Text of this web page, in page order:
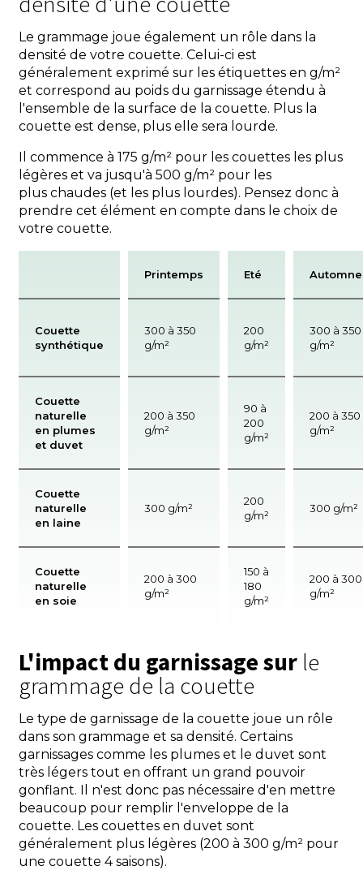
Le grammage joue également un rôle dans la
densité de votre couette. Celui-ci est
généralement exprimé sur les étiquettes en g/m²
et correspond au poids du garnissage étendu à
l'ensemble de la surface de la couette. Plus la
couette est dense, plus elle sera lourde.
Il commence à 175 g/m² pour les couettes les plus
légères et va jusqu'à 500 g/m² pour les
plus chaudes (et les plus lourdes). Pensez donc à
prendre cet élément en compte dans le choix de
votre couette.
Printemps Eté Automne
Couette
synthétique
300 à 350
g/m²
200
g/m²
300 à 350
g/m²
Couette
naturelle
en plumes
et duvet
200 à 350
g/m²
90 à
200
g/m²
200 à 350
g/m²
Couette
naturelle
en laine
300 g/m²
200
g/m²
300 g/m²
Couette
naturelle
en soie
200 à 300
g/m²
150 à
180
g/m²
200 à 300
g/m²
L'impact du garnissage sur le
grammage de la couette
Le type de garnissage de la couette joue un rôle
dans son grammage et sa densité. Certains
garnissages comme les plumes et le duvet sont
très légers tout en offrant un grand pouvoir
gonflant. Il n'est donc pas nécessaire d'en mettre
beaucoup pour remplir l'enveloppe de la
couette. Les couettes en duvet sont
généralement plus légères (200 à 300 g/m² pour
une couette 4 saisons).